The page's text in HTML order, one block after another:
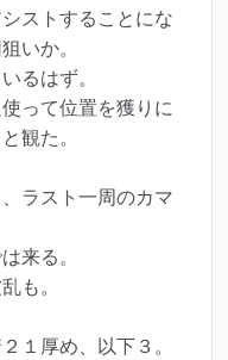
ストすることにな
いか。
るはず。
って位置を獲りに
観た。
ラスト一周のカマ
来る。
も。
１厚め、以下３。